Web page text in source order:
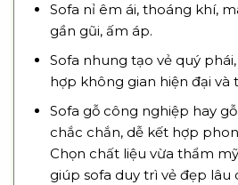
Sofa nỉ êm ái, thoáng khí,
gần gũi, ấm áp.
Sofa nhung tạo vẻ quý
hợp không gian hiện đại và
Sofa gỗ công nghiệp hay
chắc chắn, dễ kết hợp
Chọn chất liệu vừa thẩm
giúp sofa duy trì vẻ đẹp lâu